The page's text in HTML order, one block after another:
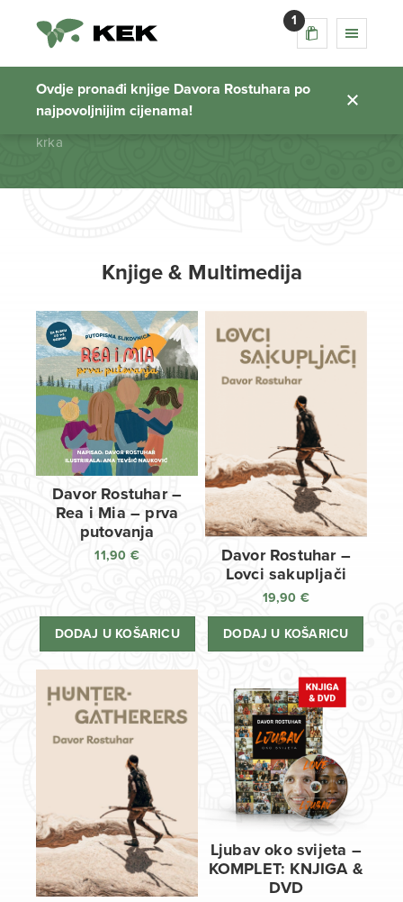
1
Ovdje pronađi knjige Davora Rostuhara po
najpovoljnijim cijenama!
krka
Početna stranica
krka
Knjige & Multimedija
Davor Rostuhar –
Rea i Mia – prva
putovanja
11,90 €
DODAJ U KOŠARICU
Davor Rostuhar –
Lovci sakupljači
19,90 €
DODAJ U KOŠARICU
Ljubav oko svijeta –
KOMPLET: KNJIGA &
DVD